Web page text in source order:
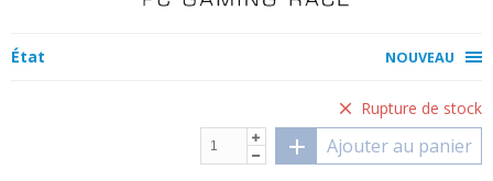
État NOUVEAU
Rupture de stock
Ajouter au panier